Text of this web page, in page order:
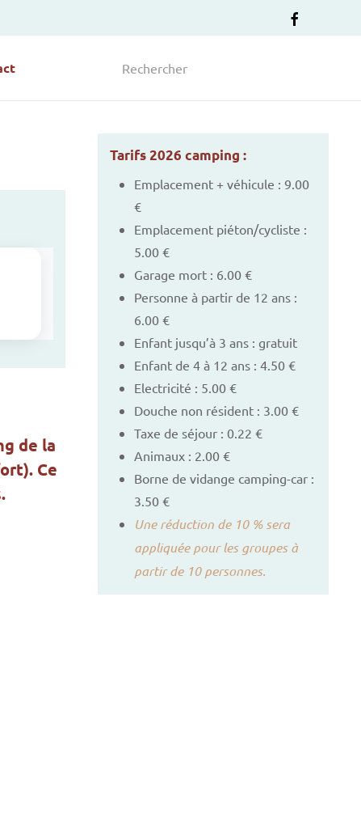
de la
Ce
Tarifs 2026 camping :
Emplacement + véhicule : 9.00
€
Emplacement piéton/cycliste :
5.00 €
Garage mort : 6.00 €
Personne à partir de 12 ans :
6.00 €
Enfant jusqu’à 3 ans : gratuit
Enfant de 4 à 12 ans : 4.50 €
Electricité : 5.00 €
Douche non résident : 3.00 €
Taxe de séjour : 0.22 €
Animaux : 2.00 €
Borne de vidange camping-car :
3.50 €
Une réduction de 10 % sera
appliquée pour les groupes à
partir de 10 personnes.